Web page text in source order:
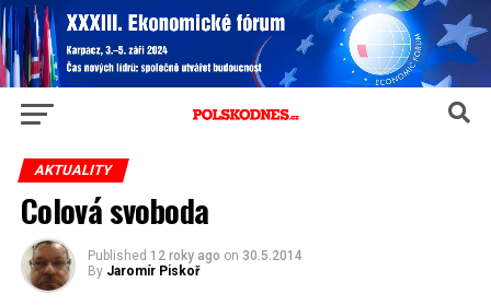
AKTUALITY
Colová svoboda
Published 12 roky ago on 30.5.2014
By Jaromír Piskoř